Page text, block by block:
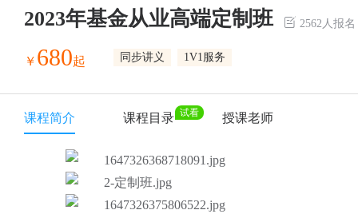
2023年基金从业高端定制班 2562人报名
￥ 680起 同步讲义 1V1服务
课程简介 课程目录 试看 授课老师